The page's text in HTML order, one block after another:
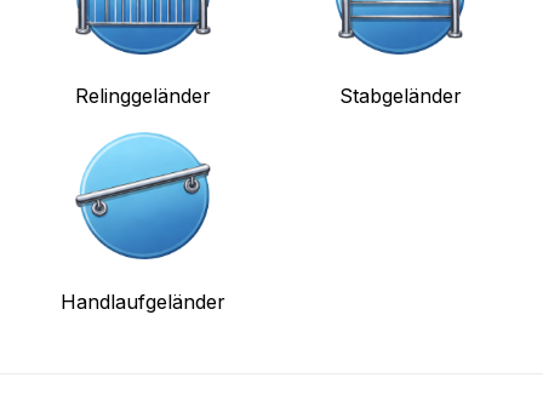
Relinggeländer Stabgeländer
Handlaufgeländer